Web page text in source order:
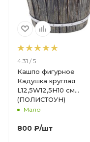
4.31 / 5
Кашпо фигурное
Кадушка круглая
L12,5W12,5H10 см
(ПОЛИСТОУН)
Мало
800 ₽/шт